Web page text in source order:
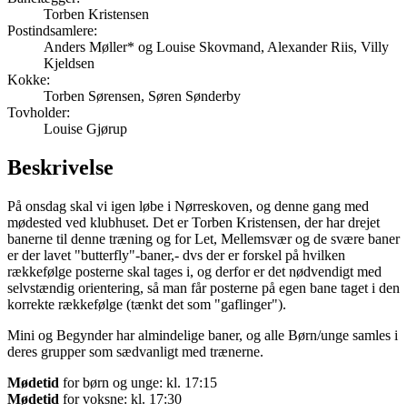
Torben Kristensen
Postindsamlere:
Anders Møller* og Louise Skovmand, Alexander Riis, Villy
Kjeldsen
Kokke:
Torben Sørensen, Søren Sønderby
Tovholder:
Louise Gjørup
Beskrivelse
På onsdag skal vi igen løbe i Nørreskoven, og denne gang med
mødested ved klubhuset. Det er Torben Kristensen, der har drejet
banerne til denne træning og for Let, Mellemsvær og de svære baner
er der lavet "butterfly"-baner,- dvs der er forskel på hvilken
rækkefølge posterne skal tages i, og derfor er det nødvendigt med
selvstændig orientering, så man får posterne på egen bane taget i den
korrekte rækkefølge (tænkt det som "gaflinger").
Mini og Begynder har almindelige baner, og alle Børn/unge samles i
deres grupper som sædvanligt med trænerne.
Mødetid for børn og unge: kl. 17:15
Mødetid for voksne: kl. 17:30